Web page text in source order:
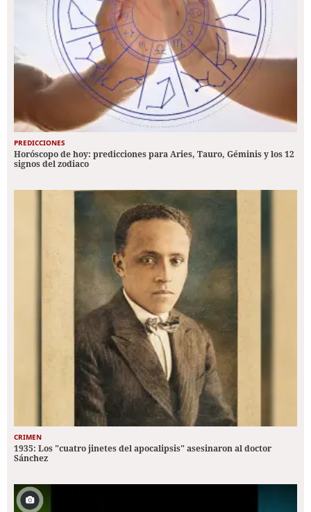
PREDICCIONES
Horóscopo de hoy: predicciones para Aries, Tauro, Géminis y los 12
signos del zodiaco
CRIMEN
1935: Los "cuatro jinetes del apocalipsis" asesinaron al doctor
Sánchez